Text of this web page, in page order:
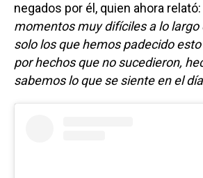
negados por él, quien ahora relató:
momentos muy difíciles a lo largo
solo los que hemos padecido
por hechos que no sucedieron,
sabemos lo que se siente en el